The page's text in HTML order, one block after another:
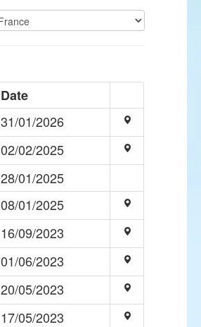
Date
31/01/2026
02/02/2025
28/01/2025
08/01/2025
16/09/2023
01/06/2023
20/05/2023
17/05/2023